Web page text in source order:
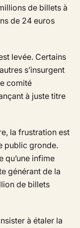
de billets à
de 24 euros
levée. Certains
s’insurgent
comité
à juste titre
la frustration est
public gronde.
qu’une infime
générant de la
de billets
à étaler la